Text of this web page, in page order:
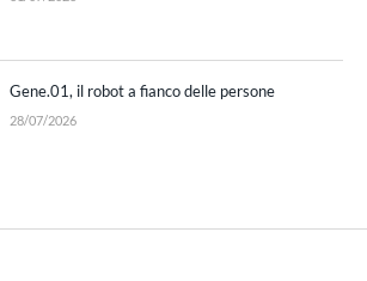
Gene.01, il robot a fianco delle persone
28/07/2026